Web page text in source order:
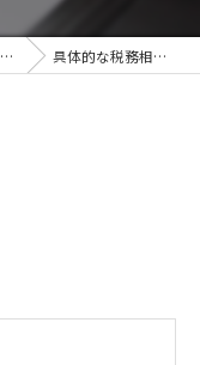
具体的な税務相談の進め方